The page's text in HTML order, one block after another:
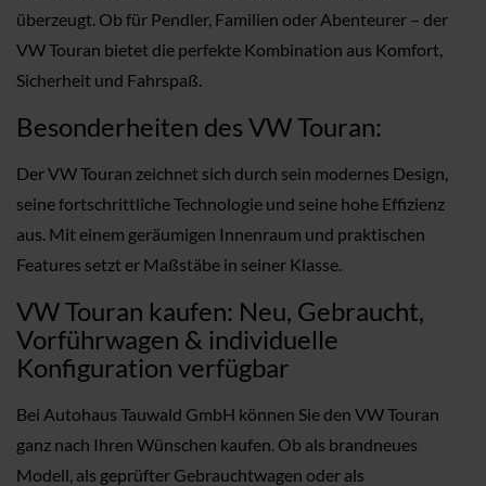
überzeugt. Ob für Pendler, Familien oder Abenteurer – der
VW Touran bietet die perfekte Kombination aus Komfort,
Sicherheit und Fahrspaß.
Besonderheiten des VW Touran:
Der VW Touran zeichnet sich durch sein modernes Design,
seine fortschrittliche Technologie und seine hohe Effizienz
aus. Mit einem geräumigen Innenraum und praktischen
Features setzt er Maßstäbe in seiner Klasse.
VW Touran kaufen: Neu, Gebraucht,
Vorführwagen & individuelle
Konfiguration verfügbar
Bei Autohaus Tauwald GmbH können Sie den VW Touran
ganz nach Ihren Wünschen kaufen. Ob als brandneues
Modell, als geprüfter Gebrauchtwagen oder als